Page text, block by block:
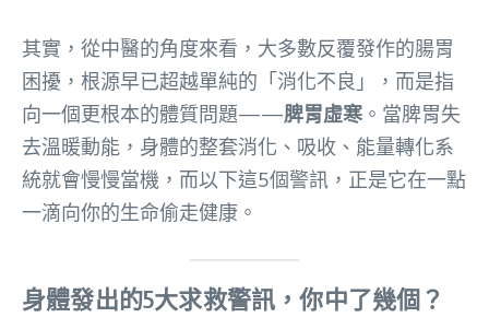
其實，從中醫的角度來看，大多數反覆發作的腸胃
困擾，根源早已超越單純的「消化不良」，而是指
向一個更根本的體質問題——脾胃虛寒 。當脾胃失
去溫暖動能，身體的整套消化、吸收、能量轉化系
統就會慢慢當機，而以下這5個警訊，正是它在一點
一滴向你的生命偷走健康。
身體發出的5大求救警訊，你中了幾個？